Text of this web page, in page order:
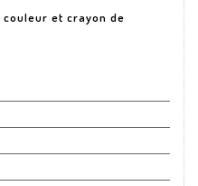
couleur et crayon de